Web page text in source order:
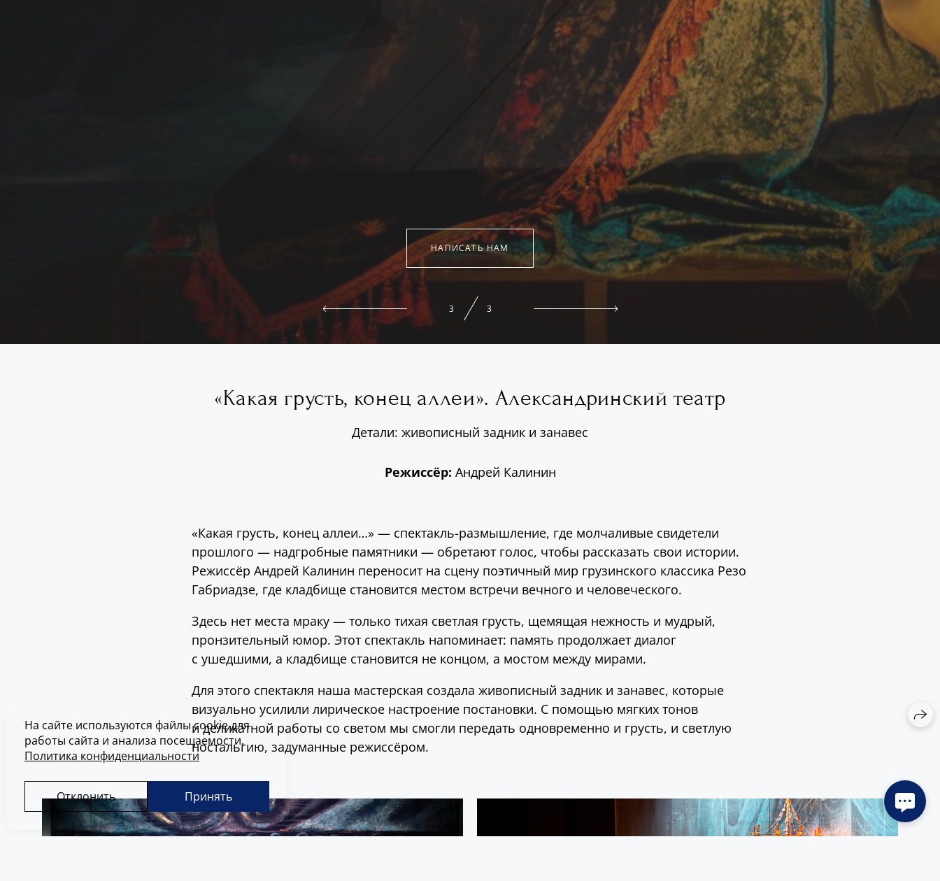
НАПИСАТЬ НАМ
1 3
«Какая грусть, конец аллеи». Александринский театр
Детали: живописный задник и занавес
Режиссёр: Андрей Калинин
«Какая грусть, конец аллеи…» — спектакль-размышление, где молчаливые свидетели
прошлого — надгробные памятники — обретают голос, чтобы рассказать свои истории.
Режиссёр Андрей Калинин переносит на сцену поэтичный мир грузинского классика Резо
Габриадзе, где кладбище становится местом встречи вечного и человеческого.
Здесь нет места мраку — только тихая светлая грусть, щемящая нежность и мудрый,
пронзительный юмор. Этот спектакль напоминает: память продолжает диалог
с ушедшими, а кладбище становится не концом, а мостом между мирами.
Для этого спектакля наша мастерская создала живописный задник и занавес, которые
визуально усилили лирическое настроение постановки. С помощью мягких тонов
и деликатной работы со светом мы смогли передать одновременно и грусть, и светлую
ностальгию, задуманные режиссёром.
На сайте используются файлы cookie для
работы сайта и анализа посещаемости.
Политика конфиденциальности
Отклонить Принять